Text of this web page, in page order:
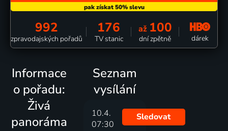
992
zpravodajských pořadů
176
TV stanic
až 100
dní zpětně dárek
Informace
o pořadu:
Živá
panoráma
Seznam
vysílání
10.4.
07:30
Sledovat